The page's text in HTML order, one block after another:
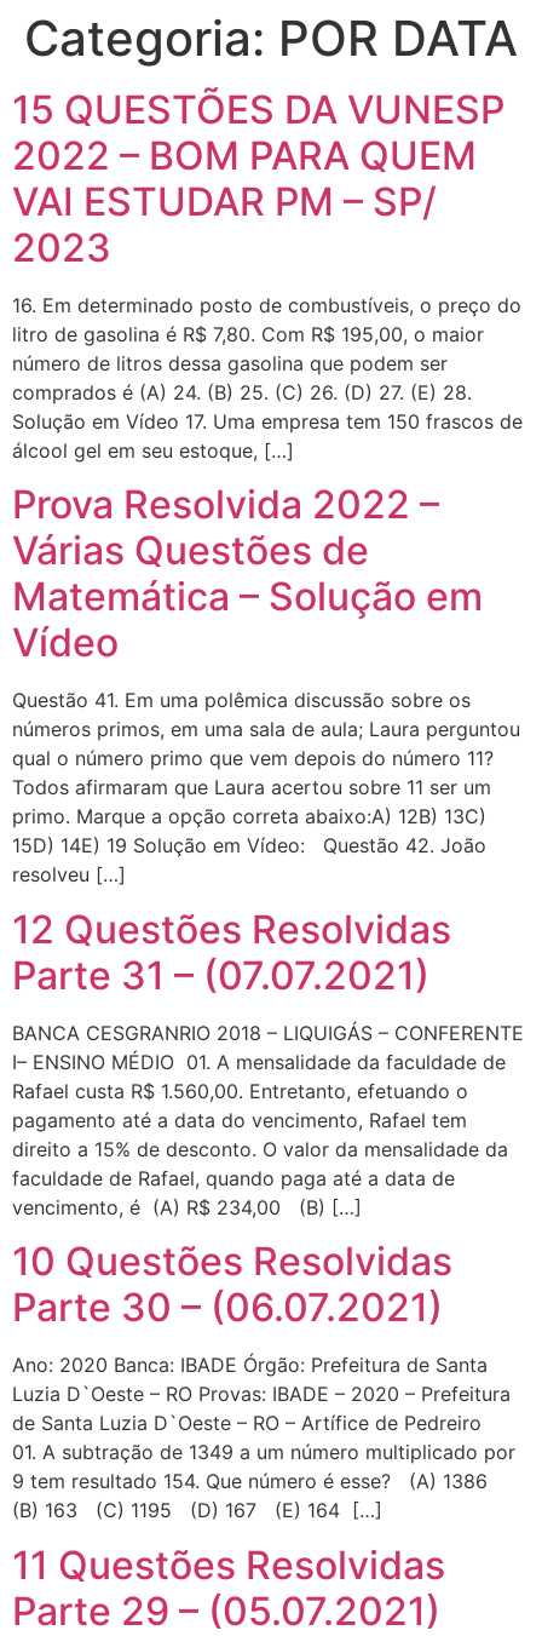
Categoria: POR DATA
15 QUESTÕES DA VUNESP
2022 – BOM PARA QUEM
VAI ESTUDAR PM – SP/
2023
16. Em determinado posto de combustíveis, o preço do
litro de gasolina é R$ 7,80. Com R$ 195,00, o maior
número de litros dessa gasolina que podem ser
comprados é (A) 24. (B) 25. (C) 26. (D) 27. (E) 28.
Solução em Vídeo 17. Uma empresa tem 150 frascos de
álcool gel em seu estoque, […]
Prova Resolvida 2022 –
Várias Questões de
Matemática – Solução em
Vídeo
Questão 41. Em uma polêmica discussão sobre os
números primos, em uma sala de aula; Laura perguntou
qual o número primo que vem depois do número 11?
Todos afirmaram que Laura acertou sobre 11 ser um
primo. Marque a opção correta abaixo:A) 12B) 13C)
15D) 14E) 19 Solução em Vídeo: Questão 42. João
resolveu […]
12 Questões Resolvidas
Parte 31 – (07.07.2021)
BANCA CESGRANRIO 2018 – LIQUIGÁS – CONFERENTE
I– ENSINO MÉDIO 01. A mensalidade da faculdade de
Rafael custa R$ 1.560,00. Entretanto, efetuando o
pagamento até a data do vencimento, Rafael tem
direito a 15% de desconto. O valor da mensalidade da
faculdade de Rafael, quando paga até a data de
vencimento, é (A) R$ 234,00 (B) […]
10 Questões Resolvidas
Parte 30 – (06.07.2021)
Ano: 2020 Banca: IBADE Órgão: Prefeitura de Santa
Luzia D`Oeste – RO Provas: IBADE – 2020 – Prefeitura
de Santa Luzia D`Oeste – RO – Artífice de Pedreiro
01. A subtração de 1349 a um número multiplicado por
9 tem resultado 154. Que número é esse? (A) 1386
(B) 163 (C) 1195 (D) 167 (E) 164 […]
11 Questões Resolvidas
Parte 29 – (05.07.2021)